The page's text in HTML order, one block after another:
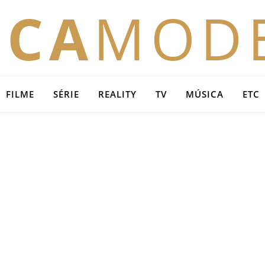
FILME SÉRIE REALITY TV MÚSICA ETC